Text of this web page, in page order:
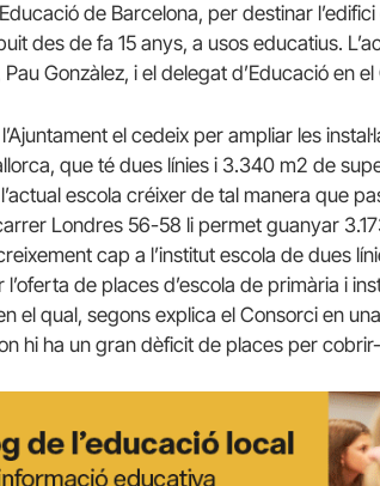
de Barcelona, per destinar
des de fa 15 anys, a usos educatius.
Pau Gonzàlez, i el delegat d’Educació en
el cedeix per ampliar les
que té dues línies i 3.340 m2 de
escola créixer de tal manera que
Londres 56-58 li permet guanyar
cap a l’institut escola de dues
l’oferta de places d’escola de primària i
el qual, segons explica el Consorci en
hi ha un gran dèficit de places per